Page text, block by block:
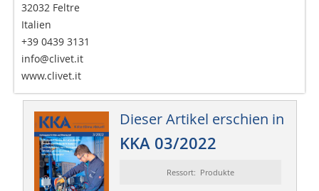
32032 Feltre
Italien
+39 0439 3131
info@clivet.it
www.clivet.it
Dieser Artikel erschien in
KKA 03/2022
Ressort: Produkte